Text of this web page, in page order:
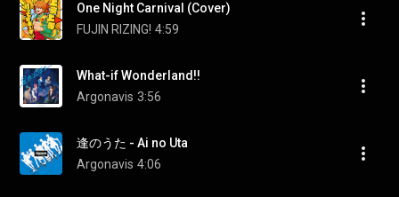
One Night Carnival (Cover)
FUJIN RIZING! 4:59
What-if Wonderland!!
Argonavis 3:56
逢のうた - Ai no Uta
Argonavis 4:06